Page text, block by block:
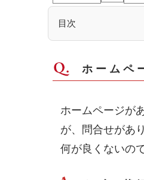
目次
ホームペ
ホームページが
が、問合せがあ
何が良くないの